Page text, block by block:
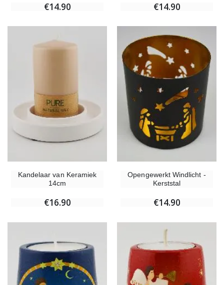
€14.90 €14.90
Kandelaar van Keramiek
14cm
€16.90
Opengewerkt Windlicht -
Kerststal
€14.90